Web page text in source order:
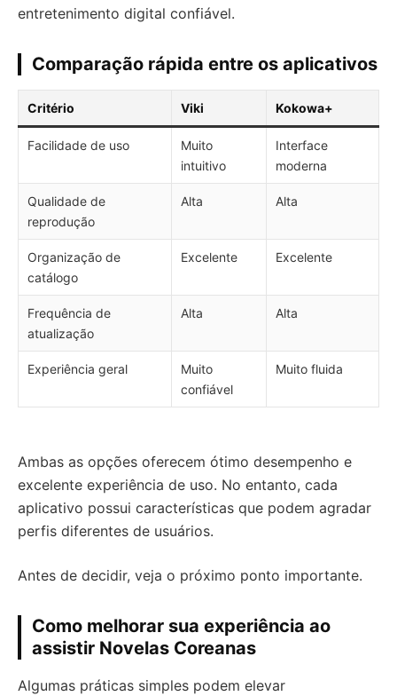
entretenimento digital confiável.
Comparação rápida entre os aplicativos
Critério Viki Kokowa+
Facilidade de uso
Muito
intuitivo
Interface
moderna
Qualidade de
reprodução
Alta Alta
Organização de
catálogo
Excelente Excelente
Frequência de
atualização
Alta Alta
Experiência geral
Muito
confiável
Muito fluida
Ambas as opções oferecem ótimo desempenho e
excelente experiência de uso. No entanto, cada
aplicativo possui características que podem agradar
perfis diferentes de usuários.
Antes de decidir, veja o próximo ponto importante.
Como melhorar sua experiência ao
assistir Novelas Coreanas
Algumas práticas simples podem elevar